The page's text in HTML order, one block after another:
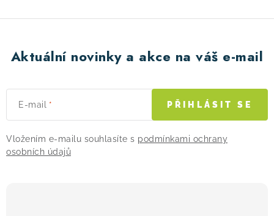
Aktuální novinky a akce na váš e-mail
E-mail
Vložením e-mailu souhlasíte s podmínkami ochrany
osobních údajů
PŘIHLÁSIT SE